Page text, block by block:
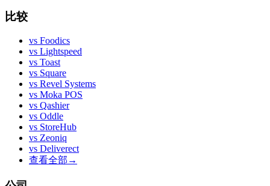
比较
vs Foodics
vs Lightspeed
vs Toast
vs Square
vs Revel Systems
vs Moka POS
vs Qashier
vs Oddle
vs StoreHub
vs Zeoniq
vs Deliverect
查看全部 →